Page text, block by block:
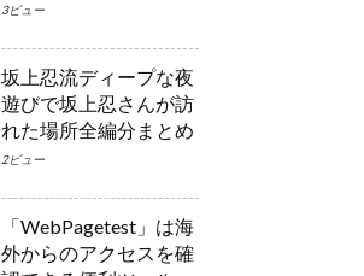
3ビュー
坂上忍流ディープな夜
遊びで坂上忍さんが訪
れた場所全編分まとめ
2ビュー
「WebPagetest」は海
外からのアクセスを確